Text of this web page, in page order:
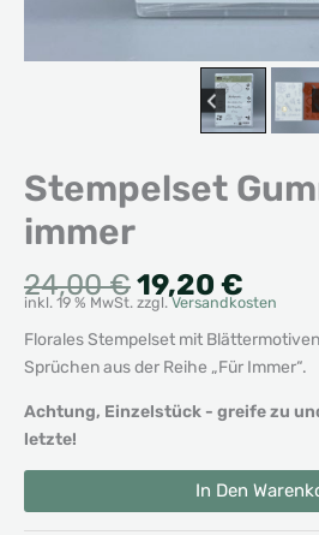
Stempelset
immer
24,00€
Preis
war:
24,00 €
19,20 €
Preis
ist:
19,20
inkl. 19 % MwSt. zzgl.Versandkosten
Florales Stempelset mit
Sprüchen aus der Reihe „Für Immer“.
Achtung, Einzelstück - greife zu
letzte!
Stempelset
In Den
Alternative: